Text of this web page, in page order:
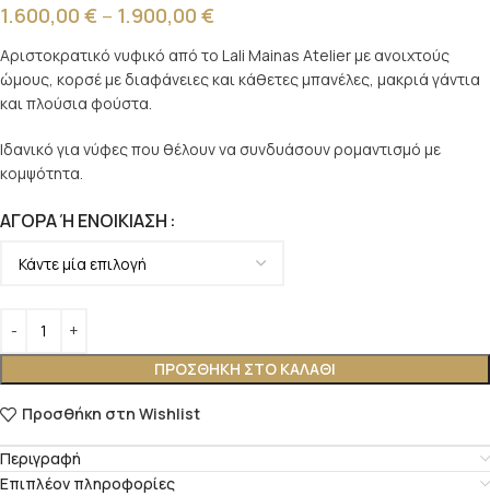
1.600,00 € – 1.900,00 €
Αριστοκρατικό νυφικό από το Lali Mainas Atelier με ανοιχτούς
ώμους, κορσέ με διαφάνειες και κάθετες μπανέλες, μακριά γάντια
και πλούσια φούστα.
Ιδανικό για νύφες που θέλουν να συνδυάσουν ρομαντισμό με
κομψότητα.
ΑΓΟΡΆ Ή ΕΝΟΙΚΊΑΣΗ
ΠΡΟΣΘΉΚΗ ΣΤΟ ΚΑΛΆΘΙ
Προσθήκη στη Wishlist
Περιγραφή
Επιπλέον πληροφορίες